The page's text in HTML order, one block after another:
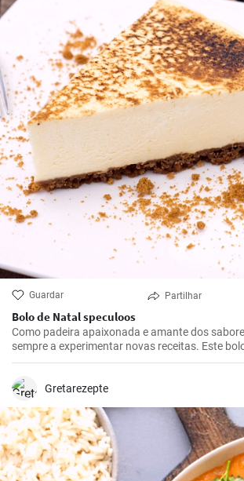
Guardar Partilhar
Bolo de Natal speculoos
Como padeira apaixonada e amante dos
sempre a experimentar novas receitas. Este
destaque absoluto. Combina o sabor clássico
para a época de inverno. Não é apenas um
Natal.
Gretarezepte